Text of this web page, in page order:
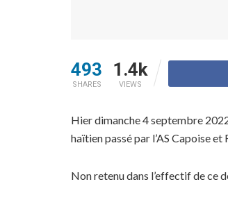
493
SHARES
1.4k
VIEWS
Hier dimanche 4 septembre
haïtien passé par l’AS Capoise
Non retenu dans l’effectif de ce